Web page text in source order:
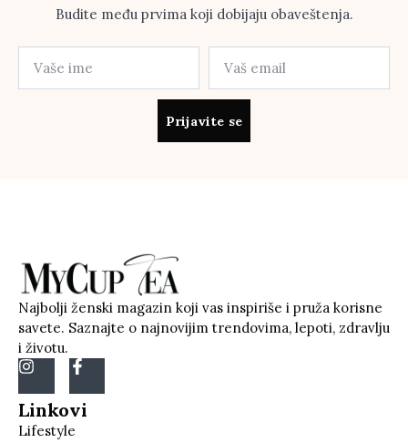
Budite među prvima koji dobijaju obaveštenja.
Prijavite se
Najbolji ženski magazin koji vas inspiriše i pruža korisne
savete. Saznajte o najnovijim trendovima, lepoti, zdravlju
i životu.
Linkovi
Lifestyle